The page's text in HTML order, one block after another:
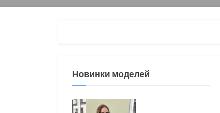
menu
Новинки моделей